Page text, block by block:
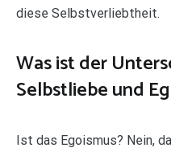
diese Selbstverliebtheit.
Was ist der
Selbstliebe und
Ist das Egoismus? Nein,